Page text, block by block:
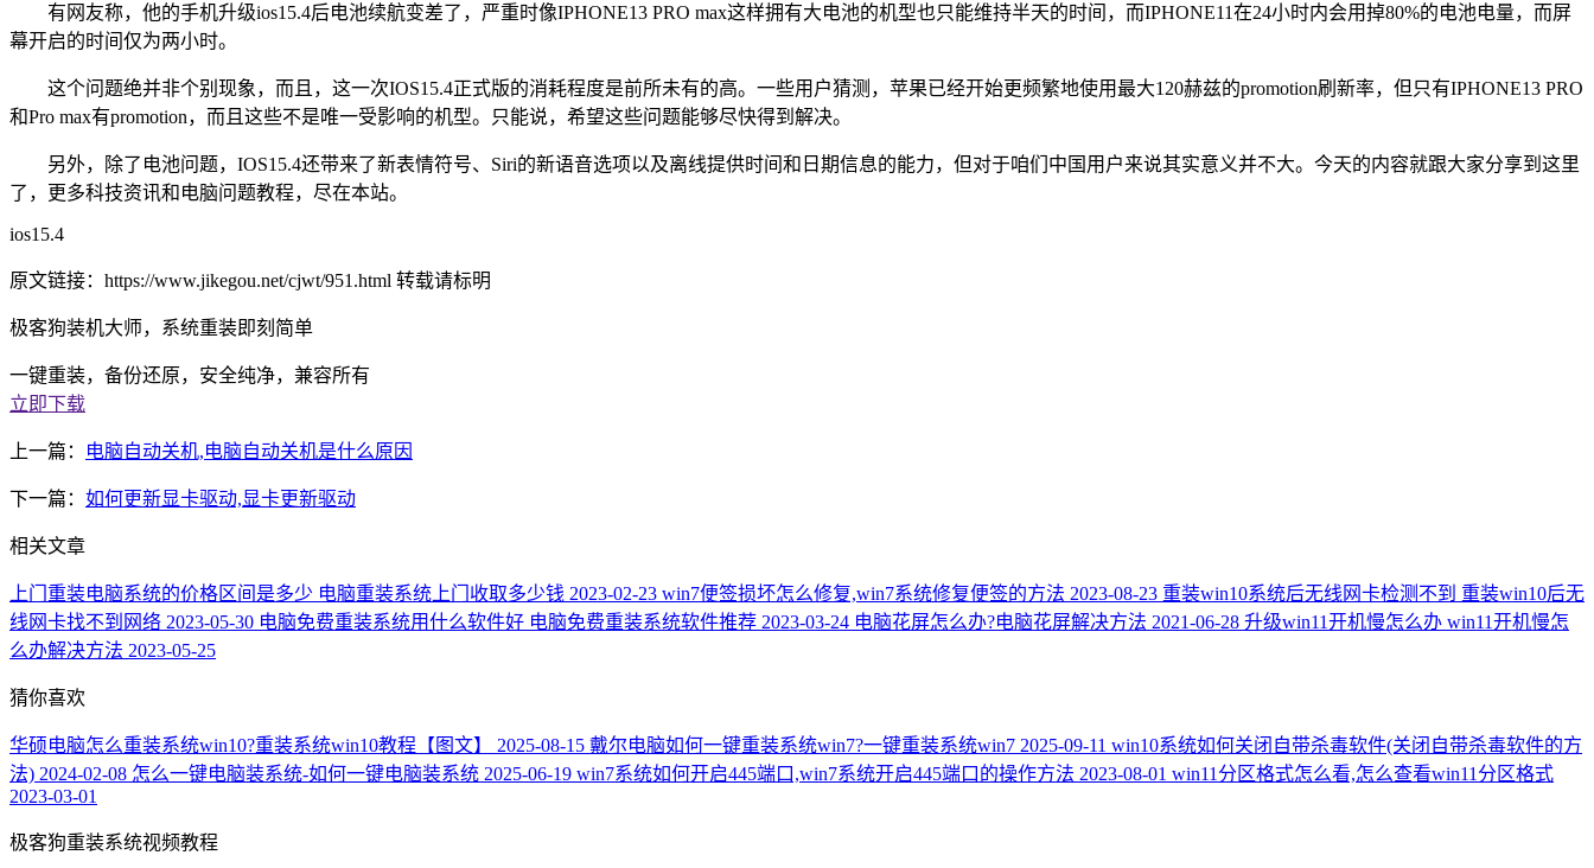
有网友称，他的手机升级ios15.4后电池续航变差了，严重时像IPHONE13 PRO max这样拥有大电池的机型也只能维持半天的时间，而IPHONE11在24小时内会用掉80%的电池电量，而屏
幕开启的时间仅为两小时。
这个问题绝并非个别现象，而且，这一次IOS15.4正式版的消耗程度是前所未有的高。一些用户猜测，苹果已经开始更频繁地使用最大120赫兹的promotion刷新率，但只有IPHONE13 PRO
和Pro max有promotion，而且这些不是唯一受影响的机型。只能说，希望这些问题能够尽快得到解决。
另外，除了电池问题，IOS15.4还带来了新表情符号、Siri的新语音选项以及离线提供时间和日期信息的能力，但对于咱们中国用户来说其实意义并不大。今天的内容就跟大家分享到这里
了，更多科技资讯和电脑问题教程，尽在本站。
ios15.4
原文链接：https://www.jikegou.net/cjwt/951.html 转载请标明
极客狗装机大师，系统重装即刻简单
一键重装，备份还原，安全纯净，兼容所有
立即下载
上一篇： 电脑自动关机,电脑自动关机是什么原因
下一篇： 如何更新显卡驱动,显卡更新驱动
相关文章
上门重装电脑系统的价格区间是多少 电脑重装系统上门收取多少钱 2023-02-23 win7便签损坏怎么修复,win7系统修复便签的方法 2023-08-23 重装win10系统后无线网卡检测不到 重装win10后无
线网卡找不到网络 2023-05-30 电脑免费重装系统用什么软件好 电脑免费重装系统软件推荐 2023-03-24 电脑花屏怎么办?电脑花屏解决方法 2021-06-28 升级win11开机慢怎么办 win11开机慢怎
么办解决方法 2023-05-25
猜你喜欢
华硕电脑怎么重装系统win10?重装系统win10教程【图文】 2025-08-15 戴尔电脑如何一键重装系统win7?一键重装系统win7 2025-09-11 win10系统如何关闭自带杀毒软件(关闭自带杀毒软件的方
法) 2024-02-08 怎么一键电脑装系统-如何一键电脑装系统 2025-06-19 win7系统如何开启445端口,win7系统开启445端口的操作方法 2023-08-01 win11分区格式怎么看,怎么查看win11分区格式
2023-03-01
极客狗重装系统视频教程